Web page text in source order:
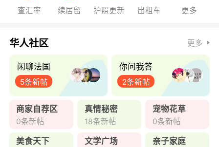
查汇率 续居留 护照更新 出租车 更多
华人社区 更多
闲聊法国
5条新帖
你问我答
2条新帖
商家自荐区
0条新帖
真情秘密
18条新帖
宠物花草
0条新帖
美食天下 文学广场 亲子家庭